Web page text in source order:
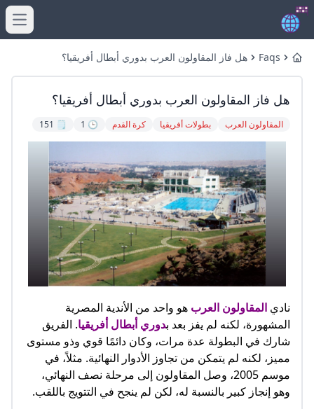
Home
Faqs هل فاز المقاولون العرب بدوري أبطال أفريقيا؟
هل فاز المقاولون العرب بدوري أبطال أفريقيا؟
المقاولون العرب بطولات أفريقيا كرة القدم 🕒 1
🗒️ 151
نادي المقاولون العرب هو واحد من الأندية المصرية
المشهورة، لكنه لم يفز بعد بدوري أبطال أفريقيا. الفريق
شارك في البطولة عدة مرات، وكان دائمًا قوي وذو مستوى
مميز، لكنه لم يتمكن من تجاوز الأدوار النهائية. مثلاً، في
موسم 2005، وصل المقاولون إلى مرحلة نصف النهائي،
وهو إنجاز كبير بالنسبة له، لكن لم ينجح في التتويج باللقب.